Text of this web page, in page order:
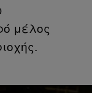
μέλος